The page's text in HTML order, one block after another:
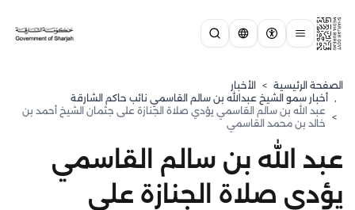
الصفحة الرئيسية > الأخبار
, ⁠أخبار سمو الشيخ عبدالله بن سالم القاسمي نائب حاكم الشارقة
>
عبد الله بن سالم القاسمي يؤدي صلاة الجنازة على جثمان الشيخ أحمد بن
خالد بن محمد القاسمي
عبد الله بن سالم القاسمي
يؤدي صلاة الجنازة على